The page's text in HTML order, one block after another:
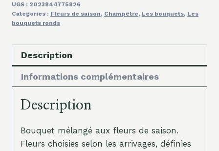
UGS : 2023844775826
Catégories : Fleurs de saison, Champêtre, Les bouquets, Les
bouquets ronds
Description
Informations complémentaires
Description
Bouquet mélangé aux fleurs de saison.
Fleurs choisies selon les arrivages, définies